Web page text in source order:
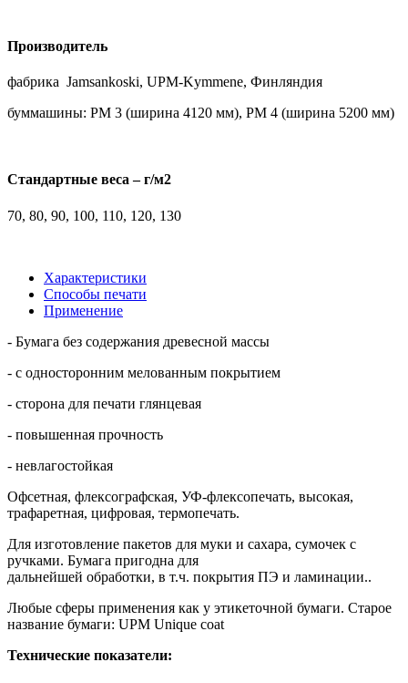
Производитель
фабрика Jamsankoski, UPM-Kymmene, Финляндия
буммашины: PM 3 (ширина 4120 мм), РМ 4 (ширина 5200 мм)
Стандартные веса – г/м2
70, 80, 90, 100, 110, 120, 130
Характеристики
Способы печати
Применение
- Бумага без содержания древесной массы
- с односторонним мелованным покрытием
- сторона для печати глянцевая
- повышенная прочность
- невлагостойкая
Офсетная, флексографская, УФ-флексопечать, высокая,
трафаретная, цифровая, термопечать.
Для изготовление пакетов для муки и сахара, сумочек с
ручками. Бумага пригодна для
дальнейшей обработки, в т.ч. покрытия ПЭ и ламинации..
Любые сферы применения как у этикеточной бумаги. Старое
название бумаги: UPM Unique coat
Технические показатели: